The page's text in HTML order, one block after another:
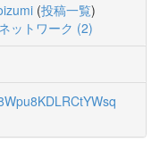
(投稿一覧)
ットワーク (2)